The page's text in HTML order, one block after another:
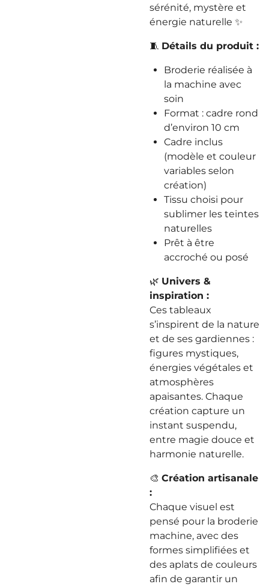
sérénité, mystère et
énergie naturelle ✨
🧵 Détails du produit :
Broderie réalisée à
la machine avec
soin
Format : cadre rond
d’environ 10 cm
Cadre inclus
(modèle et couleur
variables selon
création)
Tissu choisi pour
sublimer les teintes
naturelles
Prêt à être
accroché ou posé
🌿 Univers &
inspiration :
Ces tableaux
s’inspirent de la nature
et de ses gardiennes :
figures mystiques,
énergies végétales et
atmosphères
apaisantes. Chaque
création capture un
instant suspendu,
entre magie douce et
harmonie naturelle.
🎨 Création artisanale
:
Chaque visuel est
pensé pour la broderie
machine, avec des
formes simplifiées et
des aplats de couleurs
afin de garantir un